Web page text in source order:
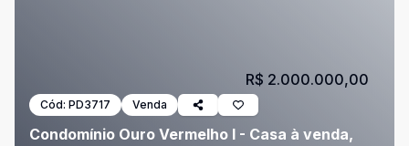
Cód: PD3717 Venda
Condomínio Ouro Vermelho I - Casa à venda,
R$ 2.000.000,00